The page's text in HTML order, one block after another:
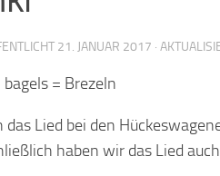
21. JANUAR 2017 ·
= Brezeln
Lied bei den
haben wir das Lied